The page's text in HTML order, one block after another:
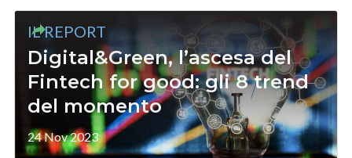
IL REPORT
Digital&Green, l’ascesa del
Fintech for good: gli 8 trend
del momento
24 Nov 2023